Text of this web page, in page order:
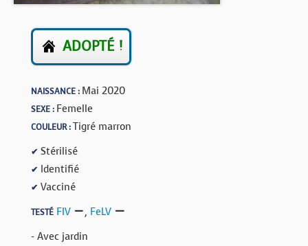
ADOPTÉ !
NAISSANCE : Mai 2020
SEXE : Femelle
COULEUR :Tigré marron
✔ Stérilisé
✔ Identifié
✔ Vacciné
TESTÉ FIV , FeLV
- Avec jardin